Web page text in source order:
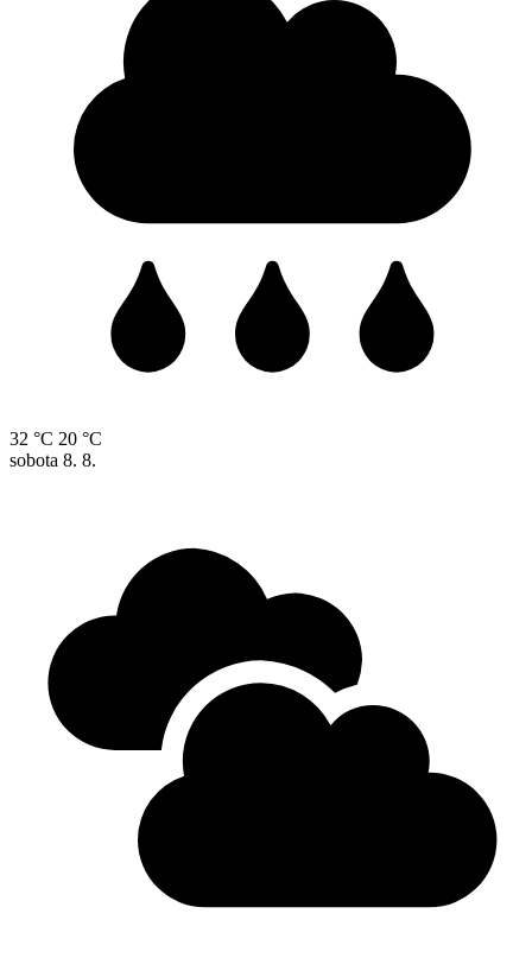
32 °C 20 °C
sobota 8. 8.